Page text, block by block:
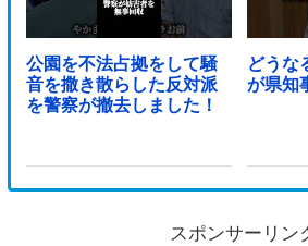
公園を不法占拠をして騒
音を撒き散らした反対派
を警察が撤去しました！
どうな
が県知
スポンサーリン